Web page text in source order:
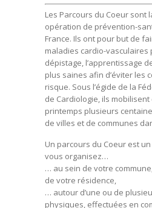
Les Parcours du Coeur sont
opération de prévention-
France. Ils ont pour but de
maladies cardio-vasculaires
dépistage, l’apprentissage
plus saines afin d’éviter les
risque. Sous l’égide de la
de Cardiologie, ils
printemps plusieurs
de villes et de communes
Un parcours du Coeur est
vous organisez…
… au sein de votre
de votre résidence,
… autour d’une ou de
physiques, effectuées en